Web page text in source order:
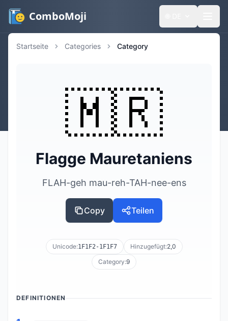
ComboMoji
Startseite Categories Category
🇲🇷
Flagge Mauretaniens
FLAH-geh mau-reh-TAH-nee-ens
Copy Teilen
Unicode:1F1F2-1F1F7 Hinzugefügt:2,0
Category:9
DEFINITIONEN